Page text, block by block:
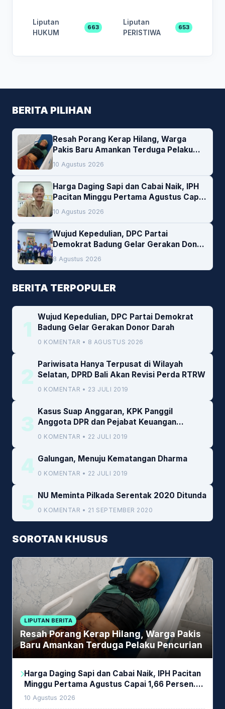
Liputan
HUKUM
663
Liputan
PERISTIWA
653
BERITA PILIHAN
Resah Porang Kerap Hilang, Warga
Pakis Baru Amankan Terduga Pelaku
Pencurian
10 Agustus 2026
Harga Daging Sapi dan Cabai Naik, IPH
Pacitan Minggu Pertama Agustus Capai
1,66 Persen. Ini Penjelasan Kabag Ayub
10 Agustus 2026
Wujud Kepedulian, DPC Partai
Demokrat Badung Gelar Gerakan Donor
Darah
8 Agustus 2026
BERITA TERPOPULER
1
Wujud Kepedulian, DPC Partai Demokrat
Badung Gelar Gerakan Donor Darah
0 KOMENTAR • 8 AGUSTUS 2026
2
Pariwisata Hanya Terpusat di Wilayah
Selatan, DPRD Bali Akan Revisi Perda RTRW
0 KOMENTAR • 23 JULI 2019
3
Kasus Suap Anggaran, KPK Panggil
Anggota DPR dan Pejabat Keuangan
Kemenkeu
0 KOMENTAR • 22 JULI 2019
4 Galungan, Menuju Kematangan Dharma
0 KOMENTAR • 22 JULI 2019
5 NU Meminta Pilkada Serentak 2020 Ditunda
0 KOMENTAR • 21 SEPTEMBER 2020
SOROTAN KHUSUS
LIPUTAN BERITA
Resah Porang Kerap Hilang, Warga Pakis
Baru Amankan Terduga Pelaku Pencurian
Harga Daging Sapi dan Cabai Naik, IPH Pacitan
Minggu Pertama Agustus Capai 1,66 Persen.
Ini Penjelasan Kabag Ayub
10 Agustus 2026